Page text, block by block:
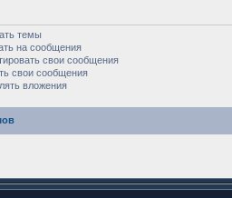
темы
на сообщения
свои сообщения
свои сообщения
вложения